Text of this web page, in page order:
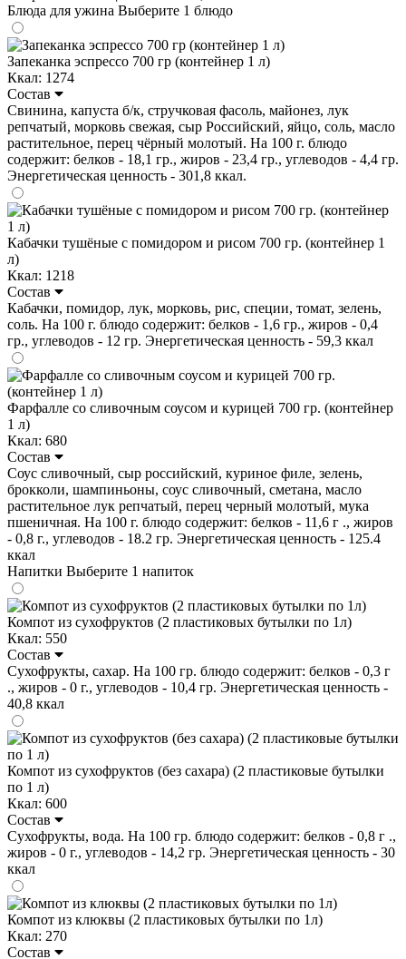
Блюда для ужина Выберите 1 блюдо
Запеканка эспрессо 700 гр (контейнер 1 л)
Ккал: 1274
Состав
Свинина, капуста б/к, стручковая фасоль, майонез, лук
репчатый, морковь свежая, сыр Российский, яйцо, соль, масло
растительное, перец чёрный молотый. На 100 г. блюдо
содержит: белков - 18,1 гр., жиров - 23,4 гр., углеводов - 4,4 гр.
Энергетическая ценность - 301,8 ккал.
Кабачки тушёные с помидором и рисом 700 гр. (контейнер 1
л)
Ккал: 1218
Состав
Кабачки, помидор, лук, морковь, рис, специи, томат, зелень,
соль. На 100 г. блюдо содержит: белков - 1,6 гр., жиров - 0,4
гр., углеводов - 12 гр. Энергетическая ценность - 59,3 ккал
Фарфалле со сливочным соусом и курицей 700 гр. (контейнер
1 л)
Ккал: 680
Состав
Соус сливочный, сыр российский, куриное филе, зелень,
брокколи, шампиньоны, соус сливочный, сметана, масло
растительное лук репчатый, перец черный молотый, мука
пшеничная. На 100 г. блюдо содержит: белков - 11,6 г ., жиров
- 0,8 г., углеводов - 18.2 гр. Энергетическая ценность - 125.4
ккал
Напитки Выберите 1 напиток
Компот из сухофруктов (2 пластиковых бутылки по 1л)
Ккал: 550
Состав
Сухофрукты, сахар. На 100 гр. блюдо содержит: белков - 0,3 г
., жиров - 0 г., углеводов - 10,4 гр. Энергетическая ценность -
40,8 ккал
Компот из сухофруктов (без сахара) (2 пластиковые бутылки
по 1 л)
Ккал: 600
Состав
Сухофрукты, вода. На 100 гр. блюдо содержит: белков - 0,8 г .,
жиров - 0 г., углеводов - 14,2 гр. Энергетическая ценность - 30
ккал
Компот из клюквы (2 пластиковых бутылки по 1л)
Ккал: 270
Состав